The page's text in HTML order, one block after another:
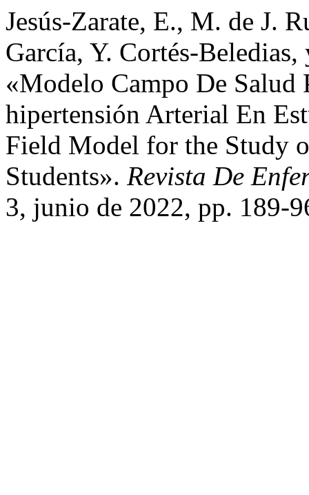
Jesús-Zarate, E., M. de J.
García, Y. Cortés-
«Modelo Campo De Salud
hipertensión Arterial En
Field Model for the Study
Students». Revista De
3, junio de 2022, pp. 189-